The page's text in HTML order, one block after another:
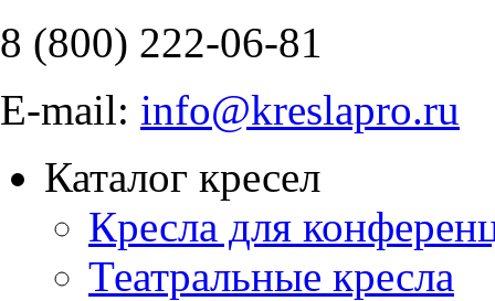
8 (800) 222-06-81
E-mail: info@kreslapro.ru
Каталог кресел
Кресла для
Театральные кресла